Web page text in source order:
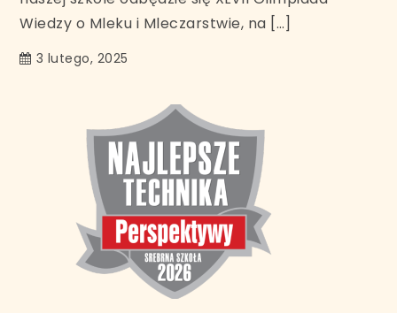
Wiedzy o Mleku i Mleczarstwie, na […]
3 lutego, 2025